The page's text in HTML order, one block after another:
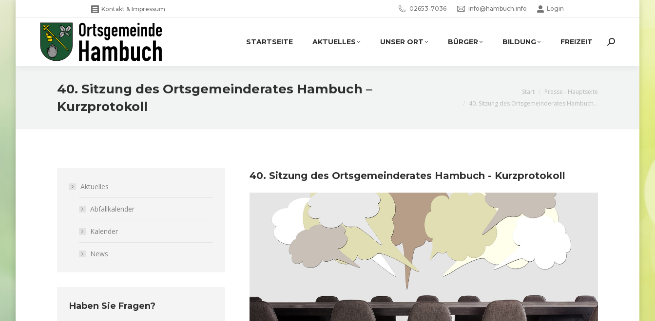
Kontakt & Impressum 02653-7036 info@hambuch.info Login
STARTSEITE AKTUELLES UNSER ORT BÜRGER BILDUNG FREIZEIT Search:
40. Sitzung des Ortsgemeinderates Hambuch –
Kurzprotokoll
Start
Presse - Hauptseite
40. Sitzung des Ortsgemeinderates Hambuch…
40. Sitzung des Ortsgemeinderates Hambuch - Kurzprotokoll
Aktuelles
Abfallkalender
Kalender
News
Haben Sie Fragen?